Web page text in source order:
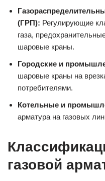
(ГРП): Регулирующие
газа,
шаровые краны.
Городские и
шаровые краны на
потребителями.
Котельные и
арматура на газовых
газовой